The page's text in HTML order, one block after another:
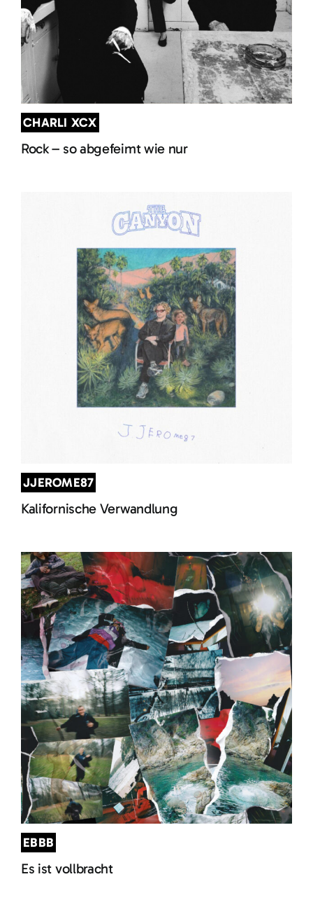
CHARLI XCX
Rock – so abgefeimt wie nur
JJEROME87
Kalifornische Verwandlung
EBBB
Es ist vollbracht